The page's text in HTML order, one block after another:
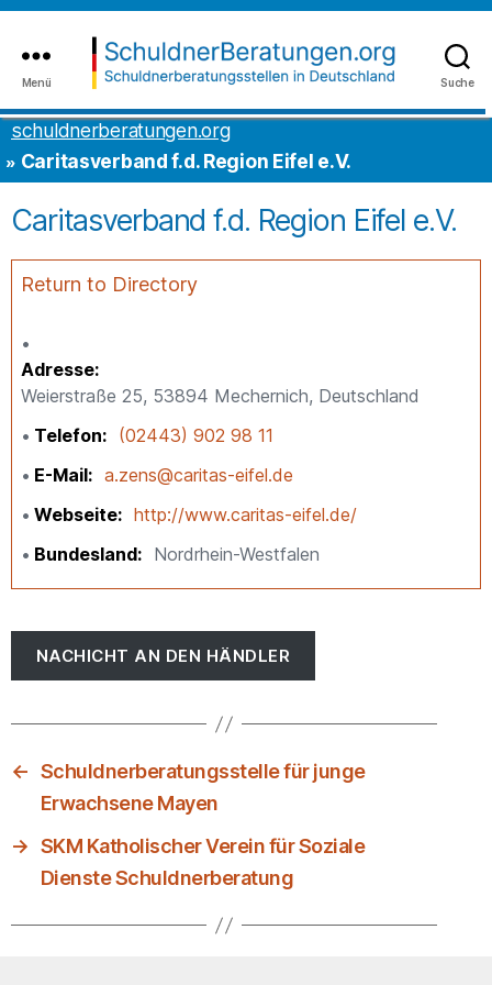
Inhalt
springen
to
the
content
Suche
schuldnerberatungen.org
Menü
schuldnerberatungen.org
Caritasverband f.d. Region Eifel e.V.
Caritasverband f.d. Region Eifel e.V.
Return to Directory
Adresse
Weierstraße 25, 53894 Mechernich, Deutschland
Telefon
(02443) 902 98 11
E-Mail
a.zens@caritas-eifel.de
Webseite
http://www.caritas-eifel.de/
Bundesland
Nordrhein-Westfalen
NACHICHT AN DEN HÄNDLER
← Schuldnerberatungsstelle für junge
Erwachsene Mayen
→ SKM Katholischer Verein für Soziale
Dienste Schuldnerberatung